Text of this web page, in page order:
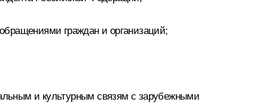
граждан и организаций;
и культурным связям с зарубежными